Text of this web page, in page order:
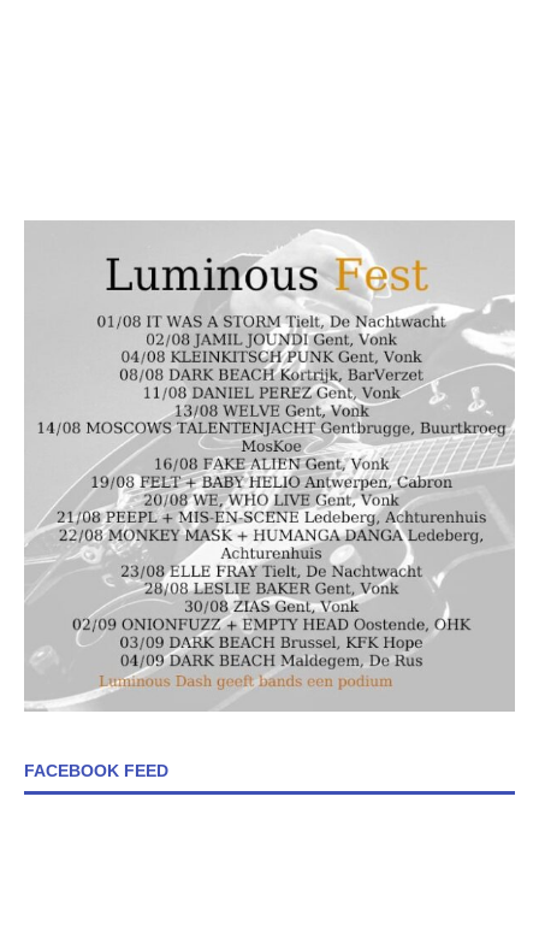
FACEBOOK FEED